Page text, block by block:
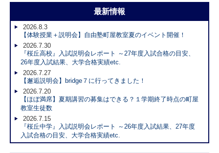
最新情報
2026.8.3
【体験授業＋説明会】自由塾町屋教室夏のイベント開催！
2026.7.30
『桜丘高校』入試説明会レポート ～27年度入試合格の目安、
26年度入試結果、大学合格実績etc.
2026.7.27
【邂逅説明会】bridge７に行ってきました！
2026.7.20
【ほぼ満席】夏期講習の募集はできる？１学期終了時点の町屋
教室生徒数
2026.7.15
『桜丘中学』入試説明会レポート ～26年度入試結果、27年度
入試合格の目安、大学合格実績etc.